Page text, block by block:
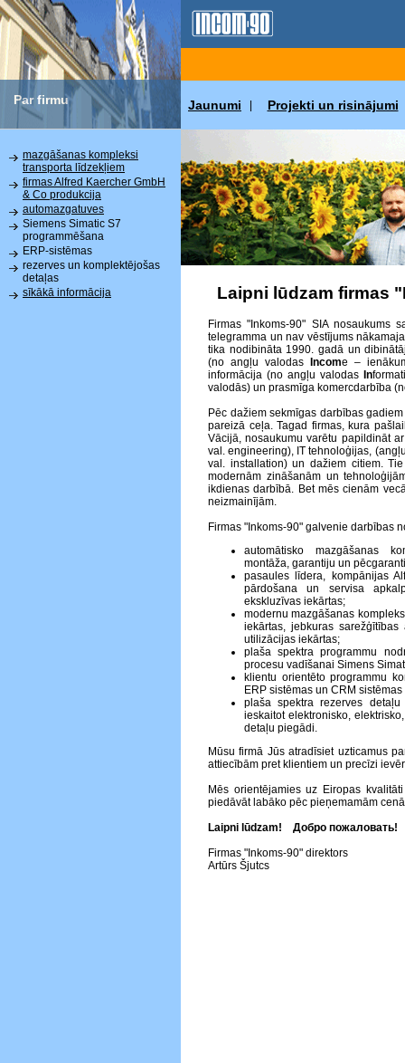
Par firmu Jaunumi Projekti un risinājumi
mazgāšanas kompleksi
transporta līdzekļiem
firmas Alfred Kaercher GmbH
& Co produkcija
automazgatuves
Siemens Simatic S7
programmēšana
ERP-sistēmas
rezerves un komplektējošas
detaļas
sīkākā informācija
Laipni lūdzam firmas
Firmas "Inkoms-90" SIA nosaukums
telegramma un nav vēstījums
tika nodibināta 1990. gadā un
(no angļu valodas Income –
informācija (no angļu valodas In
valodās) un prasmīga komercdarbība
Pēc dažiem sekmīgas darbības
pareizā ceļa. Tagad firmas, kura
Vācijā, nosaukumu varētu papildināt
val. engineering), IT tehnoloģijas,
val. installation) un dažiem citiem.
modernām zināšanām un
ikdienas darbībā. Bet mēs cienām
neizmainījām.
Firmas "Inkoms-90" galvenie darbības
automātisko mazgāšanas
montāža, garantiju un
pasaules līdera, kompānijas
pārdošana un servisa
ekskluzīvas iekārtas;
modernu mazgāšanas
iekārtas, jebkuras sarežģītības
utilizācijas iekārtas;
plaša spektra programmu
procesu vadīšanai Simens
klientu orientēto programmu
ERP sistēmas un CRM
plaša spektra rezerves detaļu
ieskaitot elektronisko,
detaļu piegādi.
Mūsu firmā Jūs atradīsiet uzticamus
attiecībām pret klientiem un precīzi
Mēs orientējamies uz Eiropas
piedāvāt labāko pēc pieņemamām
Laipni lūdzam! Добро
Firmas "Inkoms-90" direktors
Artūrs Šjutcs